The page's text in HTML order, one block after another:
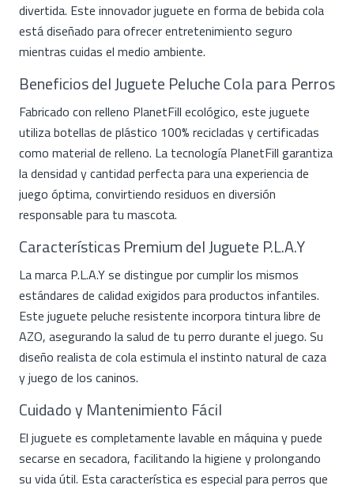
divertida. Este innovador juguete en forma de bebida cola
está diseñado para ofrecer entretenimiento seguro
mientras cuidas el medio ambiente.
Beneficios del Juguete Peluche Cola para Perros
Fabricado con relleno PlanetFill ecológico, este juguete
utiliza botellas de plástico 100% recicladas y certificadas
como material de relleno. La tecnología PlanetFill garantiza
la densidad y cantidad perfecta para una experiencia de
juego óptima, convirtiendo residuos en diversión
responsable para tu mascota.
Características Premium del Juguete P.L.A.Y
La marca P.L.A.Y se distingue por cumplir los mismos
estándares de calidad exigidos para productos infantiles.
Este juguete peluche resistente incorpora tintura libre de
AZO, asegurando la salud de tu perro durante el juego. Su
diseño realista de cola estimula el instinto natural de caza
y juego de los caninos.
Cuidado y Mantenimiento Fácil
El juguete es completamente lavable en máquina y puede
secarse en secadora, facilitando la higiene y prolongando
su vida útil. Esta característica es especial para perros que